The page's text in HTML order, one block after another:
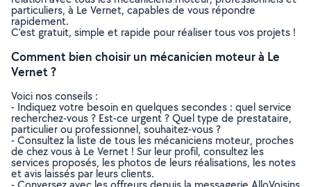
particuliers, à Le Vernet, capables de vous répondre
rapidement.
C’est gratuit, simple et rapide pour réaliser tous vos projets !
Comment bien choisir un mécanicien moteur à Le
Vernet ?
Voici nos conseils :
- Indiquez votre besoin en quelques secondes : quel service
recherchez-vous ? Est-ce urgent ? Quel type de prestataire,
particulier ou professionnel, souhaitez-vous ?
- Consultez la liste de tous les mécaniciens moteur, proches
de chez vous à Le Vernet ! Sur leur profil, consultez les
services proposés, les photos de leurs réalisations, les notes
et avis laissés par leurs clients.